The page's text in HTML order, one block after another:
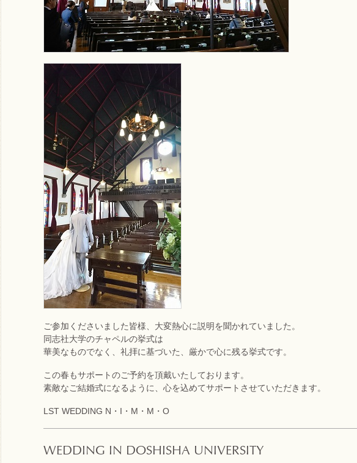
ご参加くださいました皆様、大変熱心に説明を聞かれていました。
同志社大学のチャペルの挙式は
華美なものでなく、礼拝に基づいた、厳かで心に残る挙式です。
この春もサポートのご予約を頂戴いたしております。
素敵なご結婚式になるように、心を込めてサポートさせていただきます。
LST WEDDING N・I・M・M・O
WEDDING IN DOSHISHA UNIVERSITY